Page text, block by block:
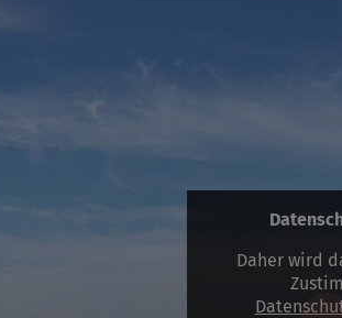
Daher wird